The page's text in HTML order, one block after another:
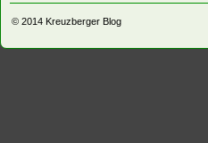
© 2014 Kreuzberger Blog